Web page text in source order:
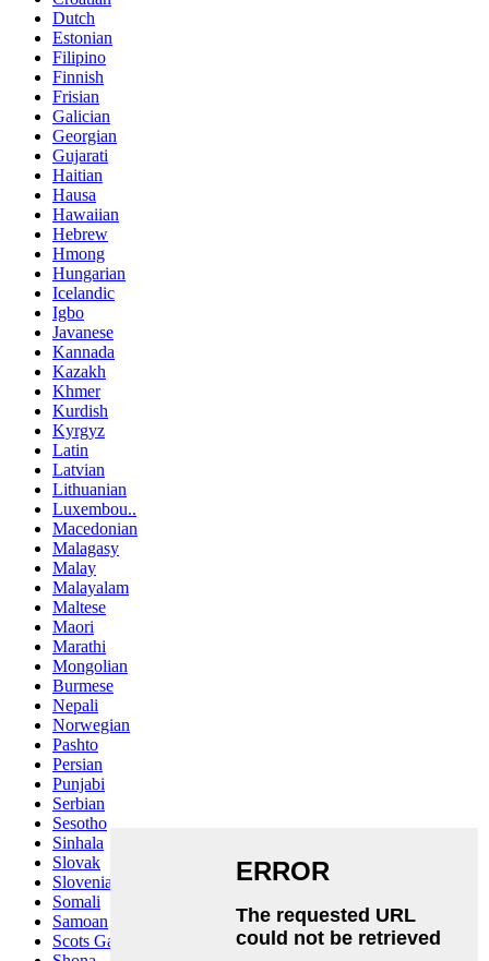
Dutch
Estonian
Filipino
Finnish
Frisian
Galician
Georgian
Gujarati
Haitian
Hausa
Hawaiian
Hebrew
Hmong
Hungarian
Icelandic
Igbo
Javanese
Kannada
Kazakh
Khmer
Kurdish
Kyrgyz
Latin
Latvian
Lithuanian
Luxembou..
Macedonian
Malagasy
Malay
Malayalam
Maltese
Maori
Marathi
Mongolian
Burmese
Nepali
Norwegian
Pashto
Persian
Punjabi
Serbian
Sesotho
Sinhala
Slovak
Slovenian
Somali
Samoan
Scots Gaelic